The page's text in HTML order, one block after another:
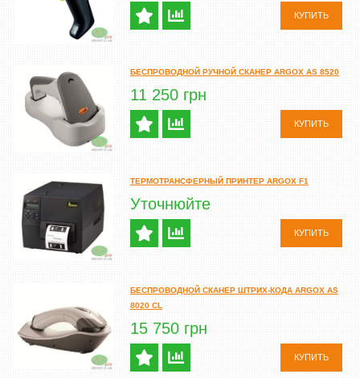
КУПИТЬ
БЕСПРОВОДНОЙ РУЧНОЙ СКАНЕР ARGOX AS 8520
11 250 грн
КУПИТЬ
ТЕРМОТРАНСФЕРНЫЙ ПРИНТЕР ARGOX F1
Уточнюйте
КУПИТЬ
БЕСПРОВОДНОЙ СКАНЕР ШТРИХ-КОДА ARGOX AS
8020 CL
15 750 грн
КУПИТЬ